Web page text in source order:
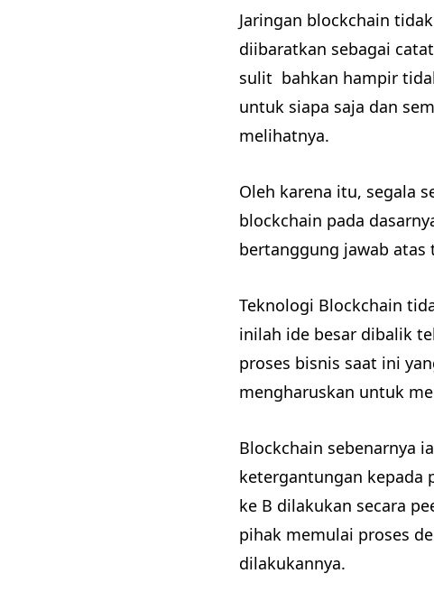
Jaringan blockchain
diibaratkan sebagai
sulit bahkan hampir
untuk siapa saja dan
melihatnya.
Oleh karena itu, segala
blockchain pada
bertanggung jawab
Teknologi Blockchain
inilah ide besar dibalik
proses bisnis saat ini
mengharuskan untuk
Blockchain sebenarnya
ketergantungan kepada
ke B dilakukan secara
pihak memulai proses
dilakukannya.